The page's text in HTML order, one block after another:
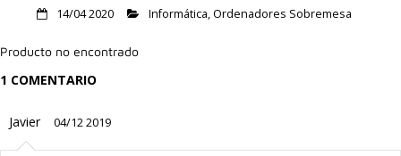
Deportes
Hogar
Listas
14/04 2020 Informática,Ordenadores Sobremesa
Producto no encontrado
1 COMENTARIO
Javier 04/12 2019